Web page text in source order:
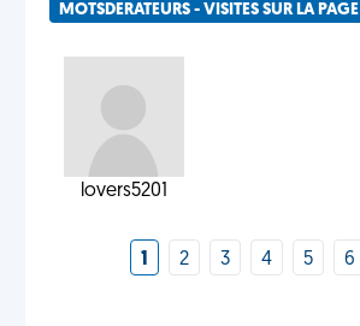
MOTSDERATEURS - VISITES SUR LA PAGE
lovers5201
1 2 3 4 5 6